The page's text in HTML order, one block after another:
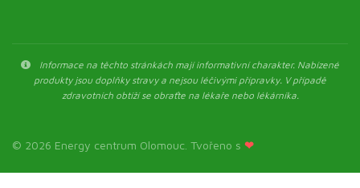
Informace na těchto stránkách mají informativní charakter. Nabízené
produkty jsou doplňky stravy a nejsou léčivými přípravky. V případě
zdravotních obtíží se obraťte na lékaře nebo lékárníka.
© 2026 Energy centrum Olomouc. Tvořeno s ❤